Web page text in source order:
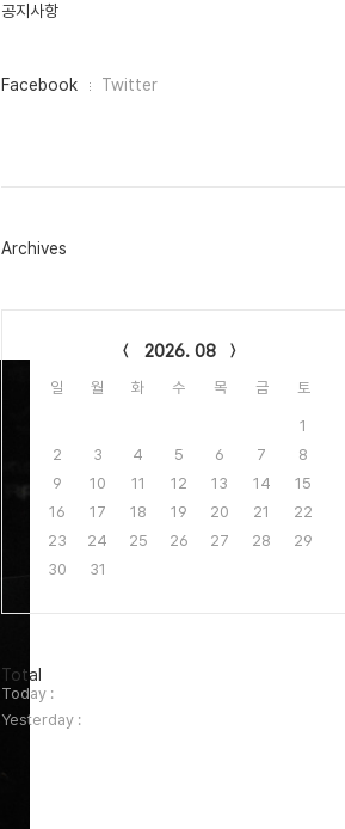
공지사항
페
그
Facebook Twitter
Archives
2026. 08
일 월 화 수 목 금 토
1
2
3 4 5 6 7
8
9
10 11 12 13 14
15
16
17 18 19 20 21
22
23
24 25 26 27 28
29
30
31
방
문
자
수
Total
Today :
Yesterday :